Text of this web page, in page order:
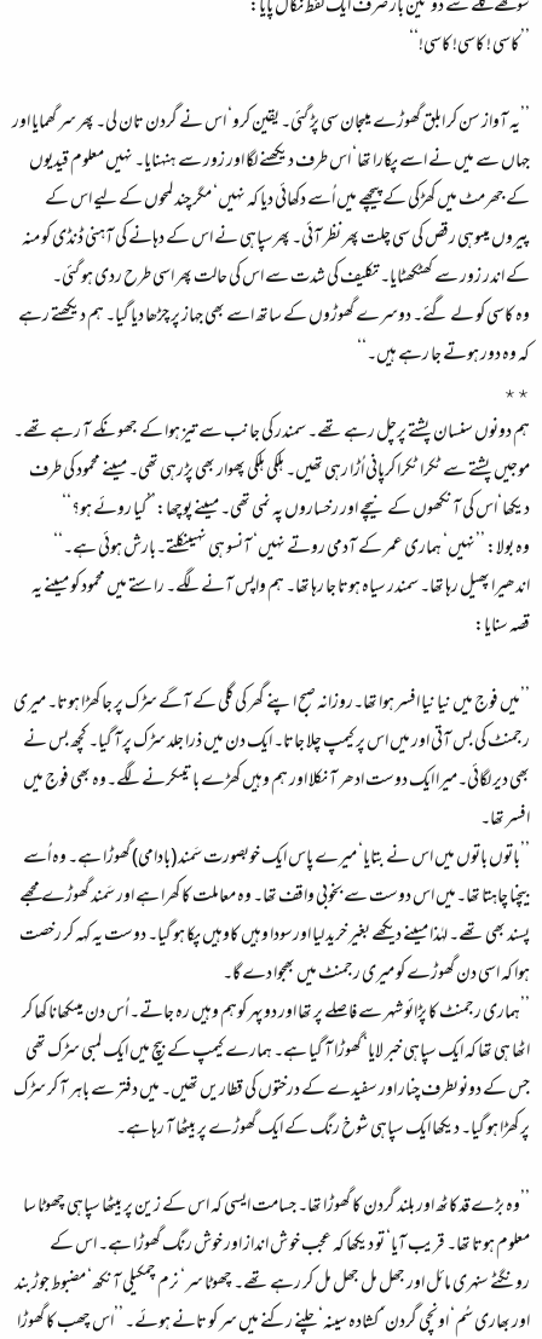
سوکھے گلے سے دو تین بار صرف ایک لفظ نکال پایا:
’’کاسی ! کاسی! کاسی!‘‘
’’یہ آواز سن کر ابلق گھوڑے میںجان سی پڑ گئی۔ یقین کرو‘ اس نے گردن تان لی۔ پھر سر گھمایا اور
جہاں سے میں نے اسے پکارا تھا‘ اس طرف دیکھنے لگا اور زور سے ہنہنایا۔ نہیں معلوم قیدیوں
کے جھرمٹ میں کھڑکی کے پیچھے میں اُسے دکھائی دیا کہ نہیں‘ مگر چند لمحوں کے لیے اس کے
پیروں میںوہی رقص کی سی چلت پھر نظر آئی۔ پھرسپاہی نے اس کے دہانے کی آہنی ڈنڈی کو منہ
کے اندر زور سے کھٹکھٹایا۔ تکلیف کی شدت سے اس کی حالت پھر اسی طرح ردی ہو گئی۔
وہ کاسی کو لے گئے۔ دوسرے گھوڑوں کے ساتھ اسے بھی جہاز پر چڑھا دیا گیا۔ ہم دیکھتے رہے
کہ وہ دور ہوتے جا رہے ہیں۔‘‘
٭٭
ہم دونوں سنسان پشتے پرچل رہے تھے۔ سمندر کی جانب سے تیز ہوا کے جھونکے آ رہے تھے۔
موجیں پشتے سے ٹکرا ٹکرا کرپانی اُڑا رہی تھیں۔ ہلکی ہلکی پھوار بھی پڑرہی تھی۔ میںنے محمود کی طرف
دیکھا‘اس کی آنکھوں کے نیچے اور رخساروں پہ نمی تھی۔ میںنے پوچھا:’’کیا روئے ہو؟‘‘
وہ بولا: ’’نہیں‘ ہماری عمر کے آدمی روتے نہیں‘ آنسو ہی نہیںنکلتے۔بارش ہوئی ہے۔‘‘
اندھیرا پھیل رہا تھا۔ سمندر سیاہ ہوتا جا رہا تھا۔ ہم واپس آنے لگے۔ راستے میں محمود کو میںنے یہ
قصہ سنایا:
’’میں فوج میں نیا نیا افسر ہوا تھا۔روزانہ صبح اپنے گھر کی گلی کے آگے سڑک پر جا کھڑا ہوتا۔ میری
رجمنٹ کی بس آتی اور میں اس پر کیمپ چلا جاتا۔ ایک دن میں ذرا جلد سڑک پرآ گیا۔ کچھ بس نے
بھی دیر لگائی۔میرا ایک دوست ادھر آ نکلا اور ہم وہیں کھڑے باتیںکرنے لگے۔وہ بھی فوج میں
افسر تھا۔
’’باتوں باتوں میں اس نے بتایا‘ میرے پاس ایک خوبصورت سَمند (بادامی) گھوڑا ہے۔ وہ اُسے
بیچنا چاہتا تھا۔میں اس دوست سے بخوبی واقف تھا۔ وہ معاملت کا کھرا ہے اور سَمند گھوڑے مجھے
پسند بھی تھے۔ لہٰذا میںنے دیکھے بغیر خرید لیا اورسودا وہیں کاوہیں پکا ہو گیا۔ دوست یہ کہہ کر رخصت
ہوا کہ اسی دن گھوڑے کو میری رجمنٹ میں بھجوا دے گا۔
’’ہماری رجمنٹ کا پڑائو شہر سے فاصلے پر تھا اور دوپہر کوہم وہیں رہ جاتے۔ اُس دن میںکھانا کھا کر
اٹھا ہی تھا کہ ایک سپاہی خبر لایا‘ گھوڑا آ گیا ہے۔ ہمارے کیمپ کے بیچ میں ایک لمبی سڑک تھی
جس کے دونوںطرف چنار اور سفیدے کے درختوں کی قطاریں تھیں۔ میں دفتر سے باہر آ کر سڑک
پر کھڑا ہو گیا۔ دیکھا ایک سپاہی شوخ رنگ کے ایک گھوڑے پر بیٹھا آ رہا ہے۔
’’وہ بڑے قدکاٹھ اور بلند گردن کا گھوڑا تھا۔ جسامت ایسی کہ اس کے زین پر بیٹھا سپاہی چھوٹا سا
معلوم ہوتا تھا۔ قریب آیا‘ تو دیکھا کہ عجب خو ش انداز اور خوش رنگ گھوڑا ہے۔ اس کے
رونگٹے سنہری مائل اور جھل مل جھل مل کر رہے تھے۔ چھوٹا سر‘ نرم چمکیلی آنکھ‘ مضبوط جوڑبند
اور بھاری سُم‘ اونچی گردن‘ کشادہ سینہ‘ چلنے رکنے میں سر کو تانے ہوئے۔ ’’اس چھب کا گھوڑا